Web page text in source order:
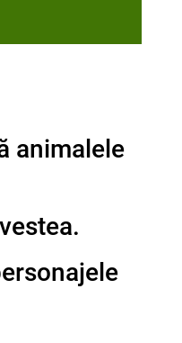
animalele